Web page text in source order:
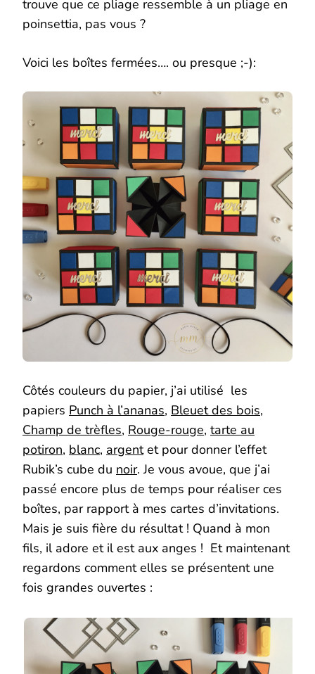
trouve que ce pliage ressemble à un pliage en
poinsettia, pas vous ?
Voici les boîtes fermées…. ou presque ;-):
Côtés couleurs du papier, j’ai utilisé les
papiers Punch à l’ananas, Bleuet des bois,
Champ de trèfles, Rouge-rouge, tarte au
potiron, blanc, argentet pour donner l’effet
Rubik’s cube du noir. Je vous avoue, que j’ai
passé encore plus de temps pour réaliser ces
boîtes, par rapport à mes cartes d’invitations.
Mais je suis fière du résultat ! Quand à mon
fils, il adore et il est aux anges ! Et maintenant
regardons comment elles se présentent une
fois grandes ouvertes :